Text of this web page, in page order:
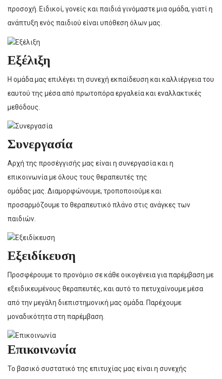
προσοχή. Ειδικοί, γονείς και παιδιά γινόμαστε μια ομάδα, γιατί η
ανάπτυξη ενός παιδιού είναι υπόθεση όλων μας.
Εξέλιξη
Η ομάδα μας επιλέγει τη συνεχή εκπαίδευση και καλλιέργεια του
εαυτού της μέσα από πρωτοπόρα εργαλεία και εναλλακτικές
μεθόδους.
Συνεργασία
Αρχή της προσέγγισής μας είναι η συνεργασία και η
επικοινωνία με όλους τους θεραπευτές της
ομάδας μας. Διαμορφώνουμε, τροποποιούμε και
προσαρμόζουμε το θεραπευτικό πλάνο στις ανάγκες των
παιδιών.
Εξειδίκευση
Προσφέρουμε το προνόμιο σε κάθε οικογένεια για παρέμβαση με
εξειδικευμένους θεραπευτές, και αυτό το πετυχαίνουμε μέσα
από την μεγάλη διεπιστημονική μας ομάδα. Παρέχουμε
μοναδικότητα στη παρέμβαση.
Επικοινωνία
Το βασικό συστατικό της επιτυχίας μας είναι η συνεχής